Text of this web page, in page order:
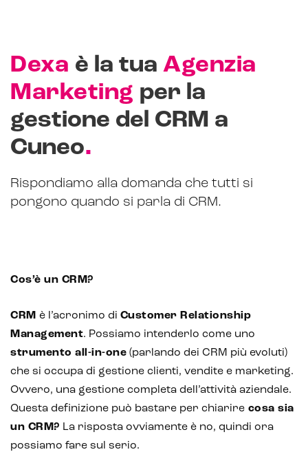
Dexa è la tua Agenzia
Marketing per la
gestione del CRM a
Cuneo.
Rispondiamo alla domanda che tutti si
pongono quando si parla di CRM.
Cos’è un CRM?
CRM è l’acronimo di Customer Relationship
Management. Possiamo intenderlo come uno
strumento all-in-one (parlando dei CRM più evoluti)
che si occupa di gestione clienti, vendite e marketing.
Ovvero, una gestione completa dell’attività aziendale.
Questa definizione può bastare per chiarire cosa sia
un CRM? La risposta ovviamente è no, quindi ora
possiamo fare sul serio.